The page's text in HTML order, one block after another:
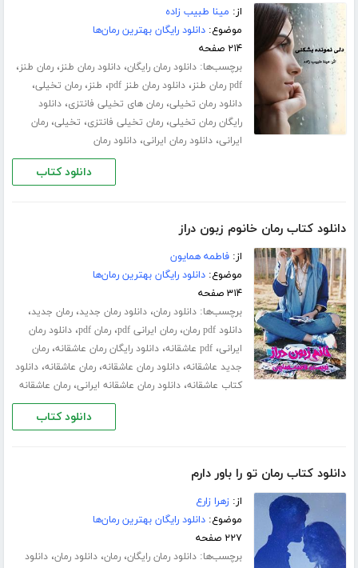
از: مینا طبیب زاده
موضوع:دانلود رایگان بهترین رمان‌ها
۲۱۴ صفحه
برچسب‌ها:دانلود رمان رایگان،دانلود رمان طنز،رمان طنز،
pdf رمان طنز ،دانلود رمان طنز pdf ، طنز،رمان تخیلی،
دانلود رمان تخیلی،رمان های تخیلی فانتزی،دانلود
رایگان رمان تخیلی،رمان تخیلی فانتزی، تخیلی،رمان
ایرانی،دانلود رمان ایرانی،دانلود رمان
دانلود کتاب
دانلود کتاب رمان خانوم زبون دراز
از:فاطمه همایون
موضوع:دانلود رایگان بهترین رمان‌ها
۳۱۴ صفحه
برچسب‌ها:دانلود رمان،دانلود رمان جدید،رمان جدید،
دانلود pdf رمان ،رمان ایرانی pdf ،رمان pdf ،دانلود رمان
ایرانی،pdf عاشقانه ،دانلود رایگان رمان عاشقانه،رمان
جدید عاشقانه،دانلود رمان عاشقانه،رمان عاشقانه،دانلود
کتاب عاشقانه،دانلود رمان عاشقانه ایرانی،رمان عاشقانه
دانلود کتاب
دانلود کتاب رمان تو را باور دارم
از:زهرا زارع
موضوع:دانلود رایگان بهترین رمان‌ها
۲۲۷ صفحه
برچسب‌ها:دانلود رمان رایگان،رمان،دانلود رمان،دانلود